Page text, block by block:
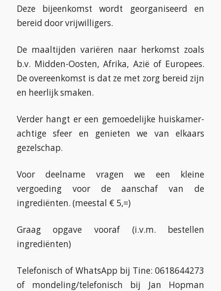
Deze bijeenkomst wordt georganiseerd en
bereid door vrijwilligers.
De maaltijden variëren naar herkomst zoals
b.v. Midden-Oosten, Afrika, Azië of Europees.
De overeenkomst is dat ze met zorg bereid zijn
en heerlijk smaken.
Verder hangt er een gemoedelijke huiskamer-
achtige sfeer en genieten we van elkaars
gezelschap.
Voor deelname vragen we een kleine
vergoeding voor de aanschaf van de
ingrediënten. (meestal € 5,=)
Graag opgave vooraf (i.v.m. bestellen
ingrediënten)
Telefonisch of WhatsApp bij Tine: 0618644273
of mondeling/telefonisch bij Jan Hopman